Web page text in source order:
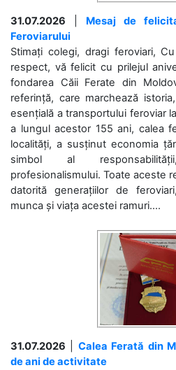
31.07.2026
Mesaj de
Feroviarului
Stimați colegi, dragi feroviari,
respect, vă felicit cu prilejul
fondarea Căii Ferate din
referință, care marchează
esențială a transportului feroviar
a lungul acestor 155 ani, calea
localități, a susținut economia
simbol al
profesionalismului. Toate aceste
datorită generațiilor de
munca și viața acestei ramuri....
31.07.2026
Calea Ferată din
de ani de activitate